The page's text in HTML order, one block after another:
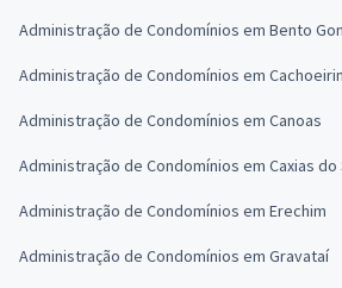
Administração de Condomínios em Bento
Administração de Condomínios em
Administração de Condomínios em Canoas
Administração de Condomínios em Caxias do
Administração de Condomínios em Erechim
Administração de Condomínios em Gravataí